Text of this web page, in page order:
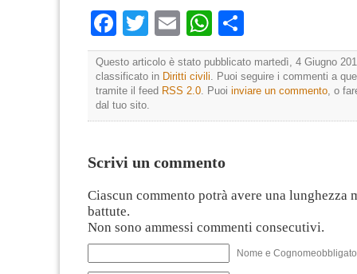
Facebook
TwitterEmailWhatsApp
Questo articolo è stato pubblicato martedì, 4 Giugno
classificato in Diritti civili . Puoi seguire i commenti a
tramite il feed RSS 2.0 . Puoi inviare un commento , o
dal tuo sito.
Scrivi un commento
Ciascun commento potrà avere una lunghezza
battute.
Non sono ammessi commenti consecutivi.
Nome e